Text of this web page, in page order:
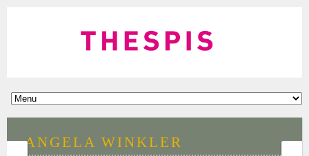
ANGELA WINKLER